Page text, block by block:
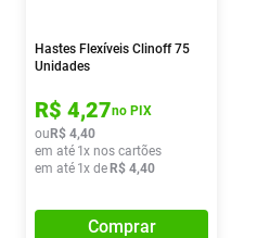
Hastes Flexíveis Clinoff 75
Unidades
R$ 4,27no PIX
ou R$ 4,40
em até 1x nos cartões
em até 1x de R$ 4,40
Comprar